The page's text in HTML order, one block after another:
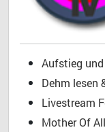
Aufstieg
Dehm lesen
Livestream
Mother Of